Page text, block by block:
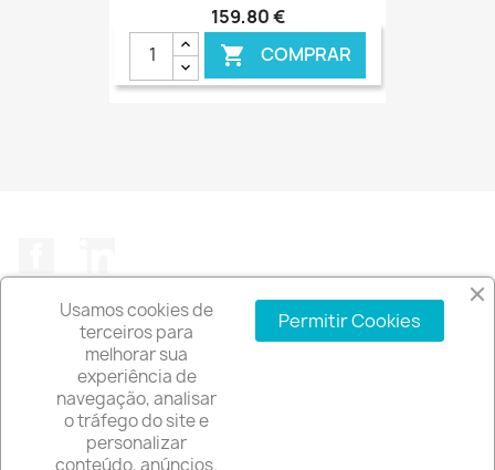
159,80 €
 COMPRAR
A EMPRESA
INFORMAÇÃO DA LOJA
Usamos cookies de
terceiros para
melhorar sua
experiência de
navegação, analisar
o tráfego do site e
personalizar
conteúdo, anúncios.
Permitir Cookies